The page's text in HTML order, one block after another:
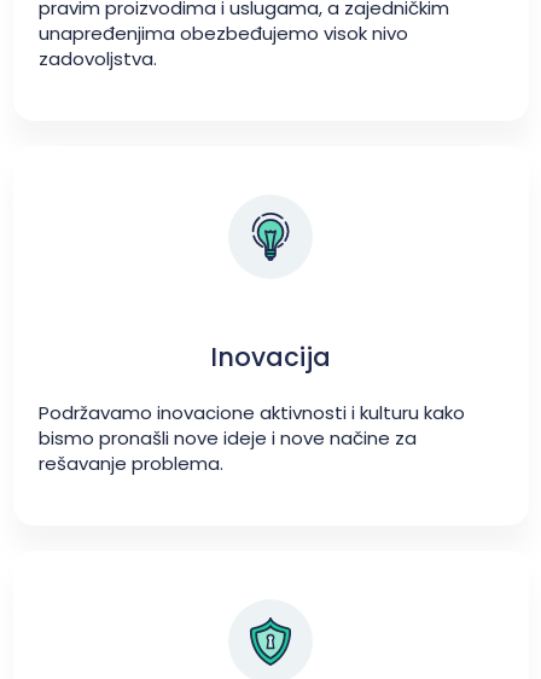
pravim proizvodima i uslugama, a zajedničkim
unapređenjima obezbeđujemo visok nivo
zadovoljstva.
Inovacija
Podržavamo inovacione aktivnosti i kulturu kako
bismo pronašli nove ideje i nove načine za
rešavanje problema.